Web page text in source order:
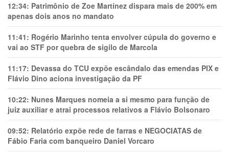
12:34: Patrimônio de Zoe Martínez dispara mais de 200% em
apenas dois anos no mandato
11:41: Rogério Marinho tenta envolver cúpula do governo e
vai ao STF por quebra de sigilo de Marcola
11:17: Devassa do TCU expõe escândalo das emendas PIX e
Flávio Dino aciona investigação da PF
10:22: Nunes Marques nomeia a si mesmo para função de
juiz auxiliar e atrai processos relativos a Flávio Bolsonaro
09:52: Relatório expõe rede de farras e NEGOCIATAS de
Fábio Faria com banqueiro Daniel Vorcaro